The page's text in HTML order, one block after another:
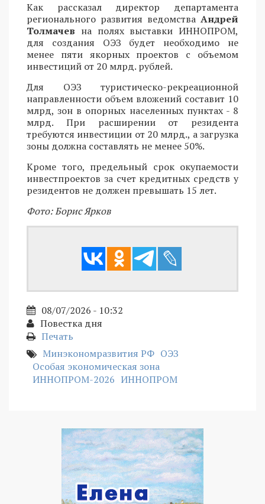
Как рассказал директор департамента
регионального развития ведомства Андрей
Толмачев на полях выставки ИННОПРОМ,
для создания ОЭЗ будет необходимо не
менее пяти якорных проектов с объемом
инвестиций от 20 млрд. рублей.
Для ОЭЗ туристическо-рекреационной
направленности объем вложений составит 10
млрд, зон в опорных населенных пунктах - 8
млрд. При расширении от резидента
требуются инвестиции от 20 млрд., а загрузка
зоны должна составлять не менее 50%.
Кроме того, предельный срок окупаемости
инвестпроектов за счет кредитных средств у
резидентов не должен превышать 15 лет.
Фото: Борис Ярков
08/07/2026 - 10:32
Повестка дня
Печать
Минэкономразвития РФ ОЭЗ
Особая экономическая зона
ИННОПРОМ-2026 ИННОПРОМ